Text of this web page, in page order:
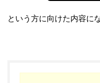
という方に向けた内容に